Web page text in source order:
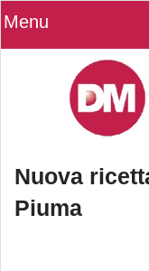
Menu
Nuova
Piuma